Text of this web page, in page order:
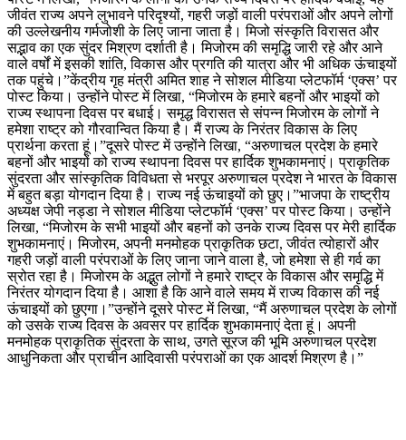
जीवंत राज्य अपने लुभावने परिदृश्यों, गहरी जड़ों वाली परंपराओं और अपने लोगों
की उल्लेखनीय गर्मजोशी के लिए जाना जाता है। मिजो संस्कृति विरासत और
सद्भाव का एक सुंदर मिश्रण दर्शाती है। मिजोरम की समृद्धि जारी रहे और आने
वाले वर्षों में इसकी शांति, विकास और प्रगति की यात्रा और भी अधिक ऊंचाइयों
तक पहुंचे।”केंद्रीय गृह मंत्री अमित शाह ने सोशल मीडिया प्लेटफॉर्म ‘एक्स’ पर
पोस्ट किया। उन्होंने पोस्ट में लिखा, “मिजोरम के हमारे बहनों और भाइयों को
राज्य स्थापना दिवस पर बधाई। समृद्ध विरासत से संपन्न मिजोरम के लोगों ने
हमेशा राष्ट्र को गौरवान्वित किया है। मैं राज्य के निरंतर विकास के लिए
प्रार्थना करता हूं।”दूसरे पोस्ट में उन्होंने लिखा, “अरुणाचल प्रदेश के हमारे
बहनों और भाइयों को राज्य स्थापना दिवस पर हार्दिक शुभकामनाएं। प्राकृतिक
सुंदरता और सांस्कृतिक विविधता से भरपूर अरुणाचल प्रदेश ने भारत के विकास
में बहुत बड़ा योगदान दिया है। राज्य नई ऊंचाइयों को छुए।”भाजपा के राष्ट्रीय
अध्यक्ष जेपी नड्डा ने सोशल मीडिया प्लेटफॉर्म ‘एक्स’ पर पोस्ट किया। उन्होंने
लिखा, “मिजोरम के सभी भाइयों और बहनों को उनके राज्य दिवस पर मेरी हार्दिक
शुभकामनाएं। मिजोरम, अपनी मनमोहक प्राकृतिक छटा, जीवंत त्योहारों और
गहरी जड़ों वाली परंपराओं के लिए जाना जाने वाला है, जो हमेशा से ही गर्व का
स्रोत रहा है। मिजोरम के अद्भुत लोगों ने हमारे राष्ट्र के विकास और समृद्धि में
निरंतर योगदान दिया है। आशा है कि आने वाले समय में राज्य विकास की नई
ऊंचाइयों को छुएगा।”उन्होंने दूसरे पोस्ट में लिखा, “मैं अरुणाचल प्रदेश के लोगों
को उसके राज्य दिवस के अवसर पर हार्दिक शुभकामनाएं देता हूं। अपनी
मनमोहक प्राकृतिक सुंदरता के साथ, उगते सूरज की भूमि अरुणाचल प्रदेश
आधुनिकता और प्राचीन आदिवासी परंपराओं का एक आदर्श मिश्रण है।”